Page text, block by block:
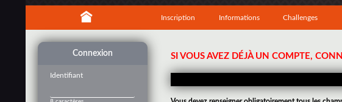
Inscription Informations Challenges
Connexion
Identifiant
SI VOUS AVEZ DÉJÀ UN COMPTE,